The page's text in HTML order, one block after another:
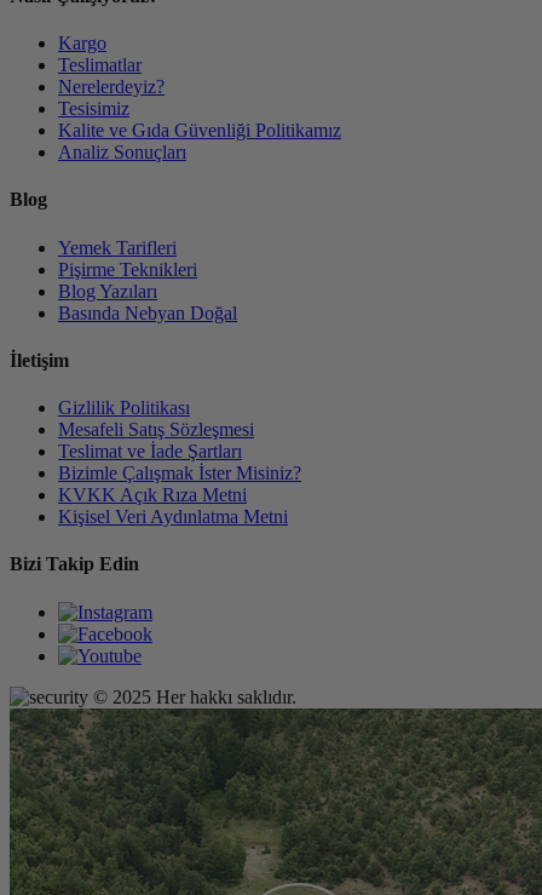
Kargo
Teslimatlar
Nerelerdeyiz?
Tesisimiz
Kalite ve Gıda Güvenliği Politikamız
Analiz Sonuçları
Blog
Yemek Tarifleri
Pişirme Teknikleri
Blog Yazıları
Basında Nebyan Doğal
İletişim
Gizlilik Politikası
Mesafeli Satış Sözleşmesi
Teslimat ve İade Şartları
Bizimle Çalışmak İster Misiniz?
KVKK Açık Rıza Metni
Kişisel Veri Aydınlatma Metni
Bizi Takip Edin
© 2025 Her hakkı saklıdır.